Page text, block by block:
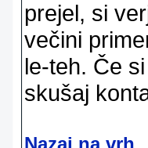
prejel, si
večini
le-teh. Če
skušaj
Nazaj na vrh